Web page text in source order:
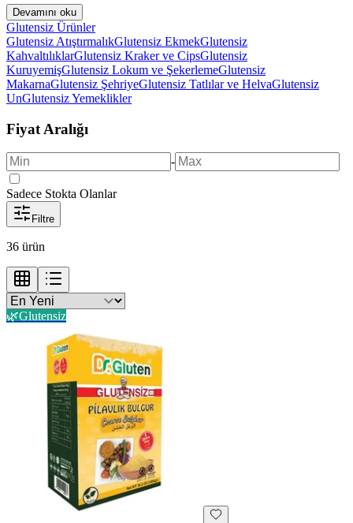
Devamını oku
Glutensiz Ürünler
Glutensiz AtıştırmalıkGlutensiz EkmekGlutensiz
KahvaltılıklarGlutensiz Kraker ve CipsGlutensiz
KuruyemişGlutensiz Lokum ve ŞekerlemeGlutensiz
MakarnaGlutensiz ŞehriyeGlutensiz Tatlılar ve HelvaGlutensiz
UnGlutensiz Yemeklikler
Fiyat Aralığı
-
Sadece Stokta Olanlar
Filtre
36 ürün
🌿Glutensiz